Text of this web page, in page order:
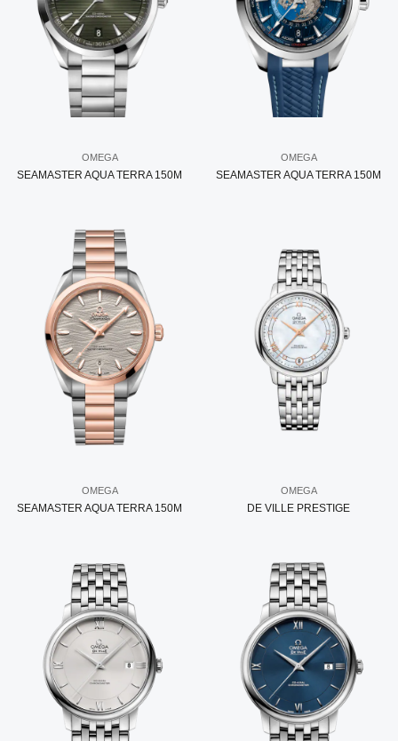
OMEGA
SEAMASTER AQUA TERRA 150M
OMEGA
SEAMASTER AQUA TERRA 150M
OMEGA
SEAMASTER AQUA TERRA 150M
OMEGA
DE VILLE PRESTIGE